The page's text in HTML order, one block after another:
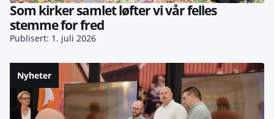
Som kirker samlet løfter vi vår felles
stemme for fred
Publisert: 1. juli 2026
Nyheter